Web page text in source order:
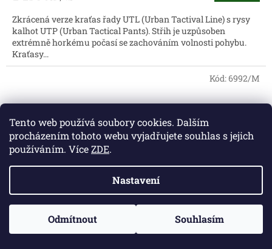
Tento web používá soubory cookies. Dalším
procházením tohoto webu vyjadřujete souhlas s jejich
používáním. VíceZDE.
Nastavení
Odmítnout Souhlasím
Zkrácená verze kraťas řady UTL (Urban Tactival Line) s rysy
kalhot UTP (Urban Tactical Pants). Střih je uzpůsoben
extrémně horkému počasí se zachováním volnosti pohybu.
Kraťasy...
Kód:6992/M